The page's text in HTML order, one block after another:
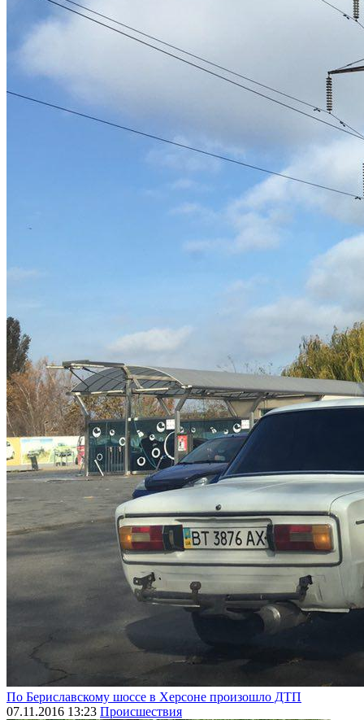
По Бериславскому шоссе в Херсоне произошло ДТП
07.11.2016 13:23 Происшествия